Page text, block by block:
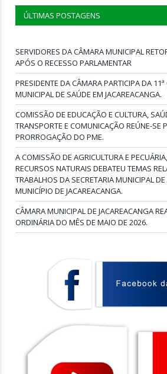
ÚLTIMAS POSTAGENS
SERVIDORES DA CÂMARA MUNICIPAL
APÓS O RECESSO PARLAMENTAR
PRESIDENTE DA CÂMARA PARTICIPA DA 11ª
MUNICIPAL DE SAÚDE EM JACAREACANGA.
COMISSÃO DE EDUCAÇÃO E CULTURA,
TRANSPORTE E COMUNICAÇÃO REÚNE-SE
PRORROGAÇÃO DO PME.
A COMISSÃO DE AGRICULTURA E
RECURSOS NATURAIS DEBATEU TEMAS
TRABALHOS DA SECRETARIA MUNICIPAL
MUNICÍPIO DE JACAREACANGA.
CÂMARA MUNICIPAL DE JACAREACANGA
ORDINÁRIA DO MÊS DE MAIO DE 2026.